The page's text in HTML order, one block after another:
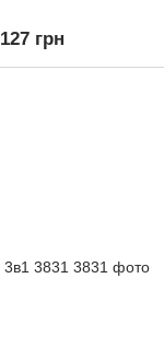
127 грн